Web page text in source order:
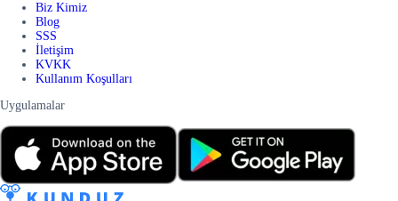
Biz Kimiz
Blog
SSS
İletişim
KVKK
Kullanım Koşulları
Uygulamalar